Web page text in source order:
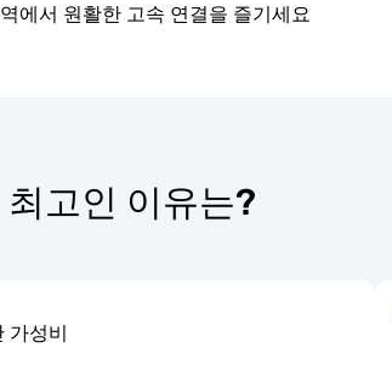
에서 원활한 고속 연결을 즐기세요
고인 이유는?
가성비